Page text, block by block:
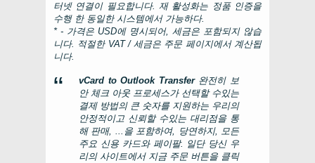
터넷 연결이 필요합니다. 재 활성화는 정품 인증을
수행 한 동일한 시스템에서 가능하다.
* - 가격은 USD에 명시되어, 세금은 포함되지 않습
니다. 적절한 VAT / 세금은 주문 페이지에서 계산됩
니다.
vCard to Outlook Transfer완전히 보
안 체크 아웃 프로세스가 선택할 수있는
결제 방법의 큰 숫자를 지원하는 우리의
안정적이고 신뢰할 수있는 대리점을 통
해 판매, ...을 포함하여, 당연하지, 모든
주요 신용 카드와 페이팔. 일단 당신 우
리의 사이트에서 지금 주문 버튼을 클릭